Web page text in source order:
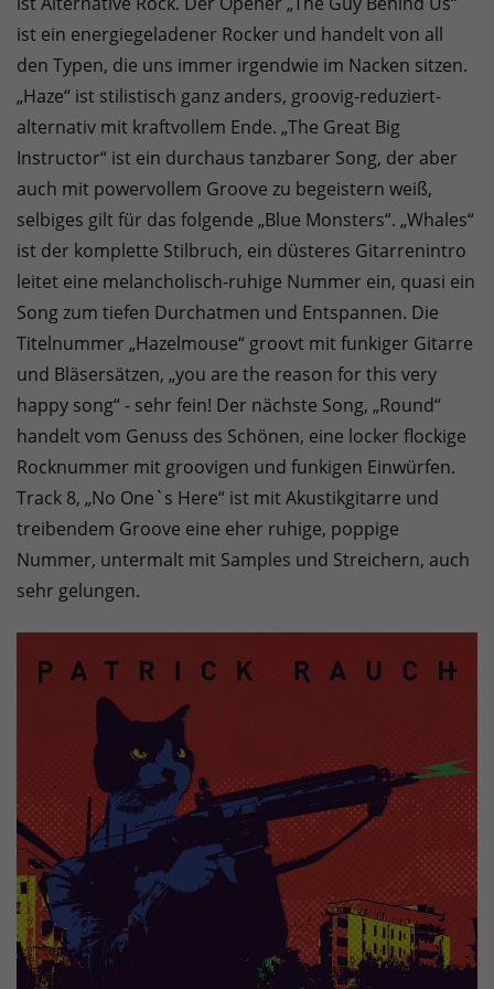
ist ein energiegeladener Rocker und handelt von all
den Typen, die uns immer irgendwie im Nacken sitzen.
„Haze“ ist stilistisch ganz anders, groovig-reduziert-
alternativ mit kraftvollem Ende. „The Great Big
Instructor“ ist ein durchaus tanzbarer Song, der aber
auch mit powervollem Groove zu begeistern weiß,
selbiges gilt für das folgende „Blue Monsters“. „Whales“
ist der komplette Stilbruch, ein düsteres Gitarrenintro
leitet eine melancholisch-ruhige Nummer ein, quasi ein
Song zum tiefen Durchatmen und Entspannen. Die
Titelnummer „Hazelmouse“ groovt mit funkiger Gitarre
und Bläsersätzen, „you are the reason for this very
happy song“ - sehr fein! Der nächste Song, „Round“
handelt vom Genuss des Schönen, eine locker flockige
Rocknummer mit groovigen und funkigen Einwürfen.
Track 8, „No One`s Here“ ist mit Akustikgitarre und
treibendem Groove eine eher ruhige, poppige
Nummer, untermalt mit Samples und Streichern, auch
sehr gelungen.